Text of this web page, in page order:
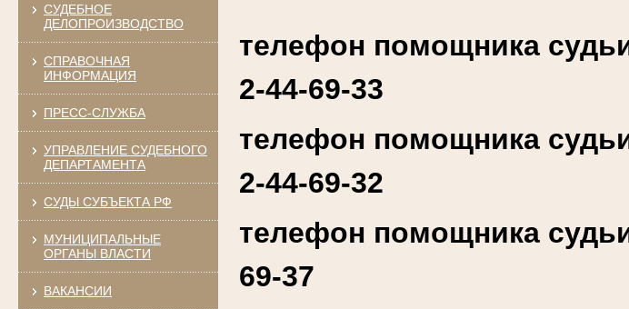
СУДЕБНОЕ
ДЕЛОПРОИЗВОДСТВО
СПРАВОЧНАЯ
ИНФОРМАЦИЯ
ПРЕСС-СЛУЖБА
УПРАВЛЕНИЕ СУДЕБНОГО
ДЕПАРТАМЕНТА
СУДЫ СУБЪЕКТА РФ
МУНИЦИПАЛЬНЫЕ
ОРГАНЫ ВЛАСТИ
ВАКАНСИИ
телефон помощника
2-44-69-33
телефон помощника
2-44-69-32
телефон помощника
69-37